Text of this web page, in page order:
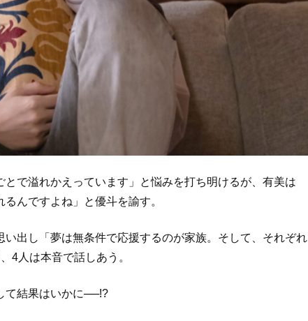
で溢れかえっています」と悩みを打ち明けるが、有美は
んですよね」と優斗を諭す。
出し「夢は無条件で応援するのが家族。そして、それぞれ
4人は本音で話しあう。
て結果はいかに──!?